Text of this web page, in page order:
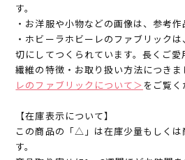
す。
・お洋服や小物などの画像は、参考作
・ホビーラホビーレのファブリック
切にしてつくられています。長くご
繊維の特徴・お取り扱い方法につきま
レのファブリックについて＞ をご覧く
【在庫表示について】
この商品の「△」は在庫少量もしくは
す。